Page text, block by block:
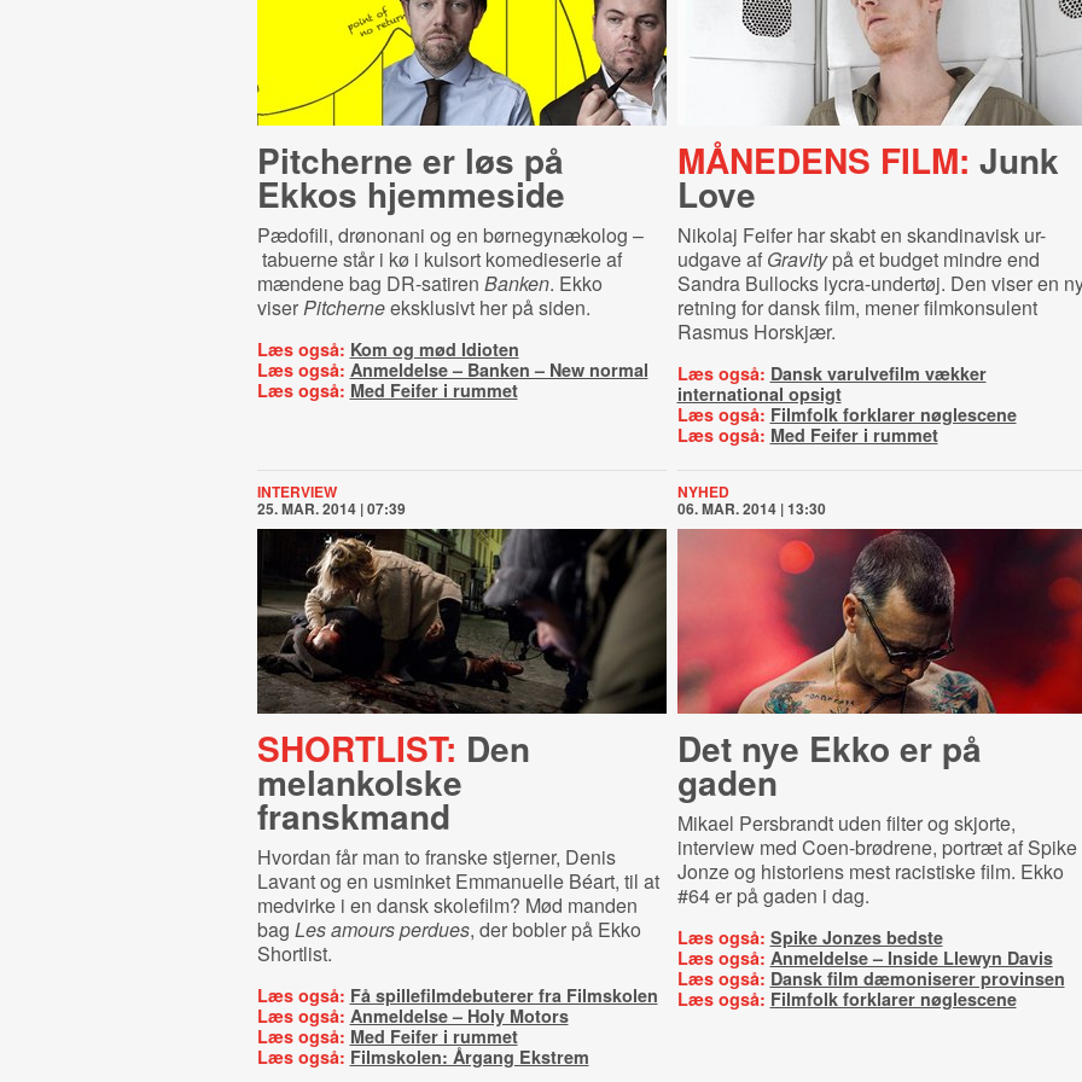
Pitcherne er løs på
Ekkos hjemmeside
Pædofili, drønonani og en børnegynækolog –
tabuerne står i kø i kulsort komedieserie af
mændene bag DR-satiren Banken. Ekko
viserPitcherneeksklusivt her på siden.
Læs også: Kom og mød Idioten
Læs også: Anmeldelse – Banken – New normal
Læs også: Med Feifer i rummet
MÅNEDENS FILM: Junk
Love
Nikolaj Feifer har skabt en skandinavisk ur-
udgave af Gravitypå et budget mindre end
Sandra Bullocks lycra-undertøj. Den viser en
retning for dansk film, mener filmkonsulent
Rasmus Horskjær.
Læs også: Dansk varulvefilm vækker
international opsigt
Læs også: Filmfolk forklarer nøglescene
Læs også: Med Feifer i rummet
INTERVIEW
25. MAR. 2014 | 07:39
SHORTLIST: Den
melankolske
franskmand
Hvordan får man to franske stjerner, Denis
Lavant og en usminket Emmanuelle Béart, til at
medvirke i en dansk skolefilm? Mød manden
bag Les amours perdues, der bobler på Ekko
Shortlist.
Læs også: Få spillefilmdebuterer fra Filmskolen
Læs også: Anmeldelse – Holy Motors
Læs også: Med Feifer i rummet
Læs også: Filmskolen: Årgang Ekstrem
NYHED
06. MAR. 2014 | 13:30
Det nye Ekko er på
gaden
Mikael Persbrandt uden filter og skjorte,
interview med Coen-brødrene, portræt af Spike
Jonze og historiens mest racistiske film. Ekko
#64 er på gaden i dag.
Læs også: Spike Jonzes bedste
Læs også: Anmeldelse – Inside Llewyn Davis
Læs også: Dansk film dæmoniserer provinsen
Læs også: Filmfolk forklarer nøglescene